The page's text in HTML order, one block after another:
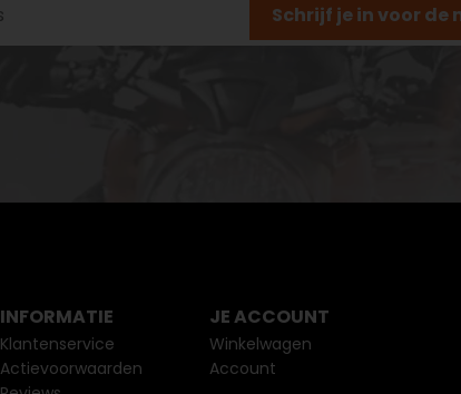
Schrijf je in voor de
INFORMATIE
Klantenservice
Actievoorwaarden
JE ACCOUNT
Winkelwagen
Account